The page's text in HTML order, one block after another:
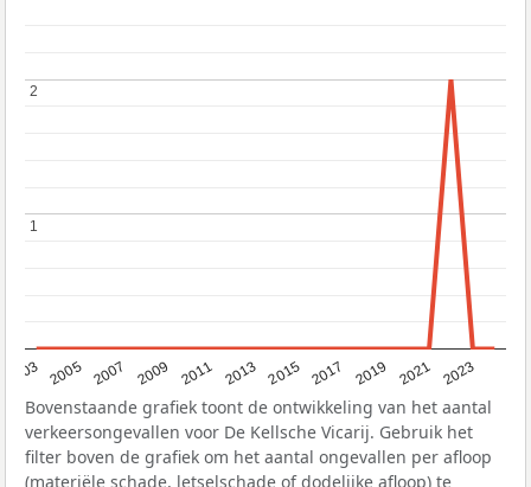
2003 2005 2007 2009 2011 2013 2015 2017 2019 2021 2023
1
1
2
2
Bovenstaande grafiek toont de ontwikkeling van het aantal
verkeersongevallen voor De Kellsche Vicarij. Gebruik het
filter boven de grafiek om het aantal ongevallen per afloop
(materiële schade, letselschade of dodelijke afloop) te